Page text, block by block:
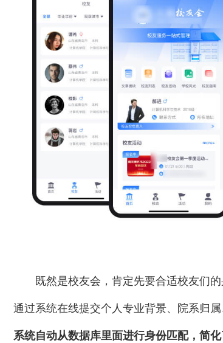
既然是校友会，肯定先要合适校友们
通过系统在线提交个人专业背景、院系归
系统自动从数据库里面进行身份匹配，简